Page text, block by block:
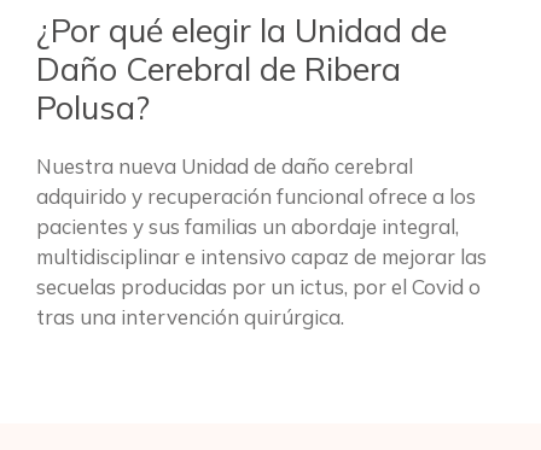
¿Por qué elegir la Unidad de
Daño Cerebral de Ribera
Polusa?
Nuestra nueva Unidad de daño cerebral
adquirido y recuperación funcional ofrece a los
pacientes y sus familias un abordaje integral,
multidisciplinar e intensivo capaz de mejorar las
secuelas producidas por un ictus, por el Covid o
tras una intervención quirúrgica.